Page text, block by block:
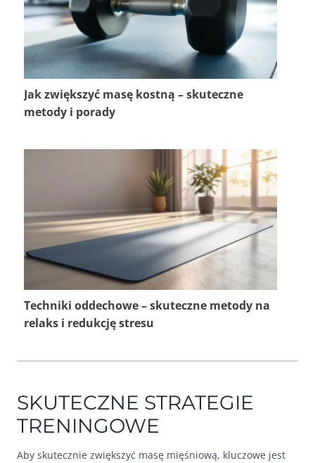
Jak zwiększyć masę kostną – skuteczne
metody i porady
Techniki oddechowe – skuteczne metody na
relaks i redukcję stresu
SKUTECZNE STRATEGIE
TRENINGOWE
Aby skutecznie zwiększyć masę mięśniową, kluczowe jest